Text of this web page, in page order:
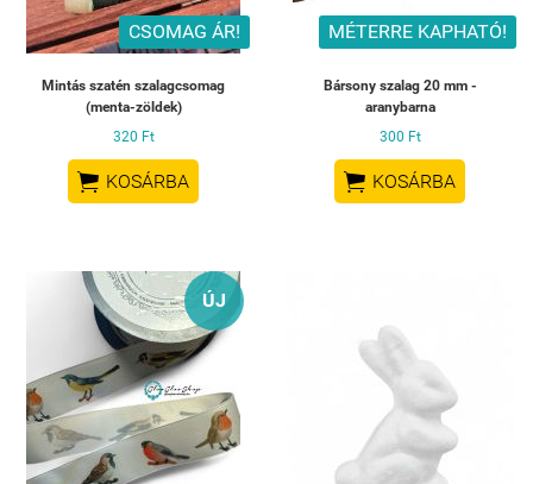
CSOMAG ÁR!
Mintás szatén szalagcsomag
(menta-zöldek)
320 Ft
 KOSÁRBA
MÉTERRE KAPHATÓ!
Bársony szalag 20 mm -
aranybarna
300 Ft
 KOSÁRBA
ÚJ